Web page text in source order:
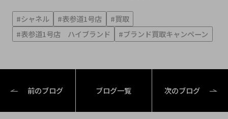
#シャネル #表参道1号店
#買取
#表参道1号店 ハイブランド
#ブランド買取キャンペーン
前のブログ ブログ一覧 次のブログ